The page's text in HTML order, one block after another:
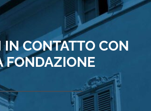
CONTATTO CON
FONDAZIONE